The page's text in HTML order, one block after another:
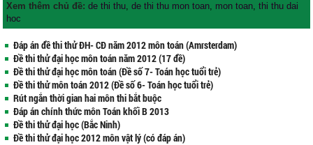
Xem thêm chủ đề:de thi thu,de thi thu mon toan, mon toan,thi thu dai
hoc
Đáp án đề thi thử ĐH- CĐ năm 2012 môn toán (Amrsterdam)
Đề thi thử đại học môn toán năm 2012 (17 đề)
Đề thi thử đại học môn toán (Đề số 7- Toán học tuổi trẻ)
Đề thi thử môn toán 2012 (Đề số 6- Toán học tuổi trẻ)
Rút ngắn thời gian hai môn thi bắt buộc
Đáp án chính thức môn Toán khối B 2013
Đề thi thử đại học (Bắc Ninh)
Đề thi thử đại học 2012 môn vật lý (có đáp án)